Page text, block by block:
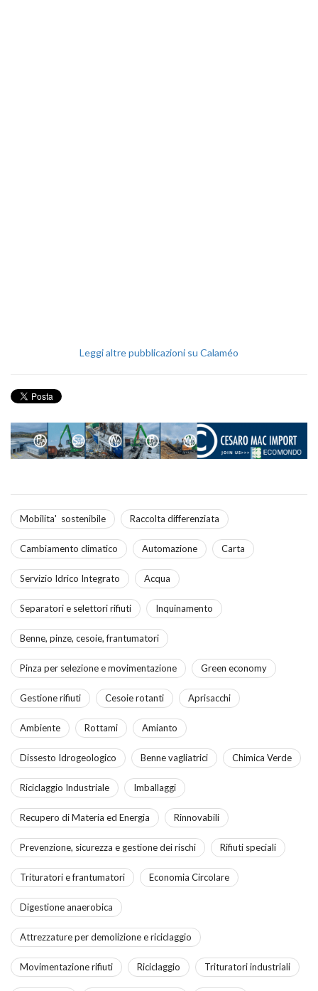
Leggi altre pubblicazioni su Calaméo
Mobilita' sostenibile Raccolta differenziata
Cambiamento climatico Automazione Carta
Servizio Idrico Integrato Acqua
Separatori e selettori rifiuti Inquinamento
Benne, pinze, cesoie, frantumatori
Pinza per selezione e movimentazione Green economy
Gestione rifiuti Cesoie rotanti Aprisacchi
Ambiente Rottami Amianto
Dissesto Idrogeologico Benne vagliatrici Chimica Verde
Riciclaggio Industriale Imballaggi
Recupero di Materia ed Energia Rinnovabili
Prevenzione, sicurezza e gestione dei rischi Rifiuti speciali
Trituratori e frantumatori Economia Circolare
Digestione anaerobica
Attrezzature per demolizione e riciclaggio
Movimentazione rifiuti Riciclaggio Trituratori industriali